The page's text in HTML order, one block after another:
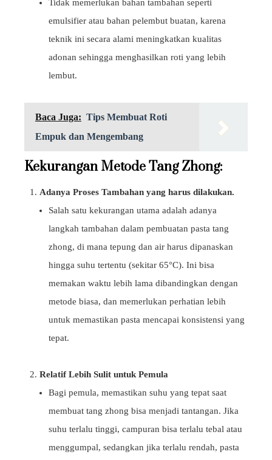
Tidak memerlukan bahan tambahan seperti
emulsifier atau bahan pelembut buatan, karena
teknik ini secara alami meningkatkan kualitas
adonan sehingga menghasilkan roti yang lebih
lembut.
Baca Juga: Tips Membuat Roti
Empuk dan Mengembang
Kekurangan Metode Tang Zhong:
Adanya Proses Tambahan yang harus dilakukan.
Salah satu kekurangan utama adalah adanya
langkah tambahan dalam pembuatan pasta tang
zhong, di mana tepung dan air harus dipanaskan
hingga suhu tertentu (sekitar 65°C). Ini bisa
memakan waktu lebih lama dibandingkan dengan
metode biasa, dan memerlukan perhatian lebih
untuk memastikan pasta mencapai konsistensi yang
tepat.
Relatif Lebih Sulit untuk Pemula
Bagi pemula, memastikan suhu yang tepat saat
membuat tang zhong bisa menjadi tantangan. Jika
suhu terlalu tinggi, campuran bisa terlalu tebal atau
menggumpal, sedangkan jika terlalu rendah, pasta